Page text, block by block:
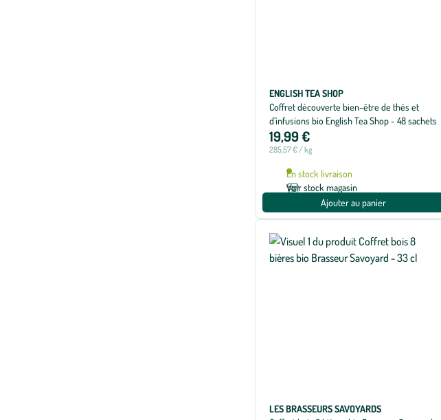
ENGLISH TEA SHOP
Coffret découverte bien-être de thés et
d’infusions bio English Tea Shop - 48 sachets
19,99 €
285,57 € / kg
En stock livraison
Voir stock magasin
Ajouter au panier
LES BRASSEURS SAVOYARDS